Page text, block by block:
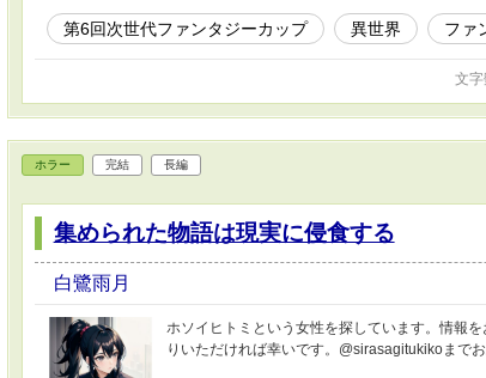
第6回次世代ファンタジーカップ 異世界 ファ
文
ホラー 完結 長編
集められた物語は現実に侵食する
白鷺雨月
ホソイヒトミという女性を探しています。情報
りいただければ幸いです。@sirasagitukikoまでお